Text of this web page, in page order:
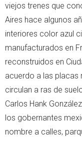
viejos trenes que
Aires hace algunos
interiores color azul
manufacturados en
reconstruidos en
acuerdo a las placas
circulan a ras de
Carlos Hank
los gobernantes
nombre a calles,